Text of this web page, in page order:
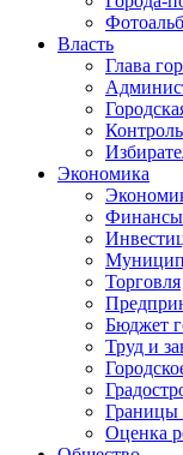
Власть
Глава
Экономика
Финансы
Торговля
Бюджет
Труд и
Границы
Оценка